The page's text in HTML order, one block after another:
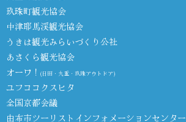
玖珠町観光協会
中津耶馬渓観光協会
うきは観光みらいづくり公社
あさくら観光協会
オーワ！ (日田・九重・玖珠アウトドア)
ユフココクスヒタ
全国京都会議
由布市ツーリストインフォメーションセンター